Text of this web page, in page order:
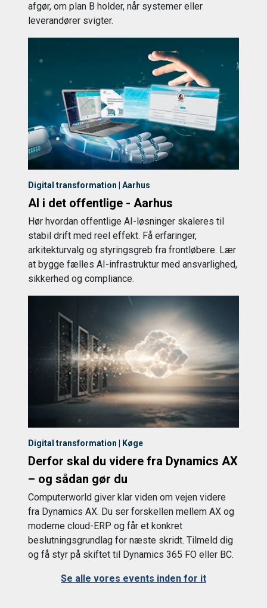
afgør, om plan B holder, når systemer eller
leverandører svigter.
Digital transformation | Aarhus
AI i det offentlige - Aarhus
Hør hvordan offentlige AI-løsninger skaleres til
stabil drift med reel effekt. Få erfaringer,
arkitekturvalg og styringsgreb fra frontløbere. Lær
at bygge fælles AI-infrastruktur med ansvarlighed,
sikkerhed og compliance.
Digital transformation | Køge
Derfor skal du videre fra Dynamics AX
– og sådan gør du
Computerworld giver klar viden om vejen videre
fra Dynamics AX. Du ser forskellen mellem AX og
moderne cloud-ERP og får et konkret
beslutningsgrundlag for næste skridt. Tilmeld dig
og få styr på skiftet til Dynamics 365 FO eller BC.
Se alle vores events inden for it